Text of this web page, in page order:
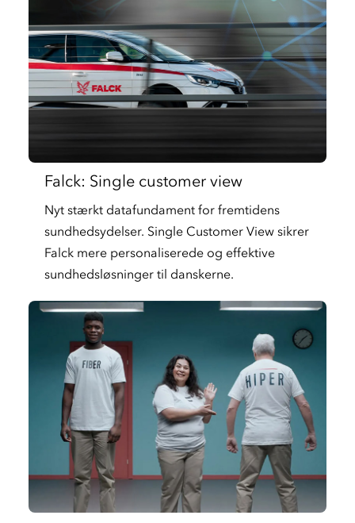
Falck: Single customer view
Nyt stærkt datafundament for fremtidens
sundhedsydelser. Single Customer View sikrer
Falck mere personaliserede og effektive
sundhedsløsninger til danskerne.